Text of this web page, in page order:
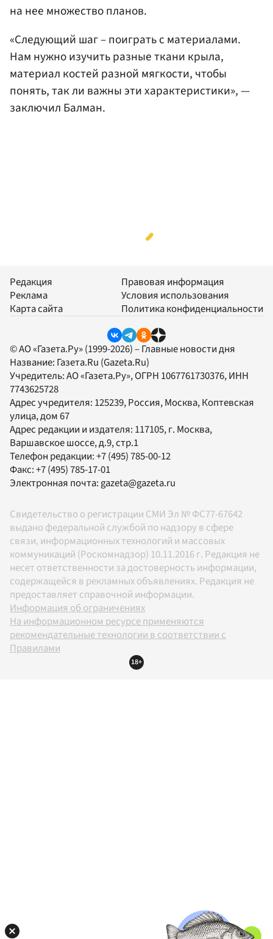
на нее множество планов.
«Следующий шаг – поиграть с материалами.
Нам нужно изучить разные ткани крыла,
материал костей разной мягкости, чтобы
понять, так ли важны эти характеристики», —
заключил Балман.
Редакция
Реклама
Карта сайта
Правовая информация
Условия использования
Политика конфиденциальности
© АО «Газета.Ру» (1999-2026) – Главные новости дня
Название: Газета.Ru (Gazeta.Ru)
Учредитель:АО «Газета.Ру», ОГРН 1067761730376, ИНН
7743625728
Адрес учредителя: 125239, Россия, Москва, Коптевская
улица, дом 67
Адрес редакции и издателя: 117105, г. Москва,
Варшавское шоссе, д.9, стр.1
Телефон редакции:+7 (495) 785-00-12
Факс:+7 (495) 785-17-01
Электронная почта:gazeta@gazeta.ru
Свидетельство о регистрации СМИ Эл № ФС77-67642
выдано федеральной службой по надзору в сфере
связи, информационных технологий и массовых
коммуникаций (Роскомнадзор) 10.11.2016 г. Редакция не
несет ответственности за достоверность информации,
содержащейся в рекламных объявлениях. Редакция не
предоставляет справочной информации.
Информация об ограничениях
На информационном ресурсе применяются
рекомендательные технологии в соответствии с
Правилами
18+